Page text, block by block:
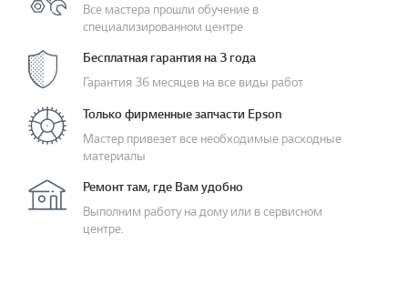
Все мастера прошли обучение в
специализированном центре
Бесплатная гарантия на 3 года
Гарантия 36 месяцев на все виды работ
Только фирменные запчасти Epson
Мастер привезет все необходимые расходные
материалы
Ремонт там, где Вам удобно
Выполним работу на дому или в сервисном
центре.